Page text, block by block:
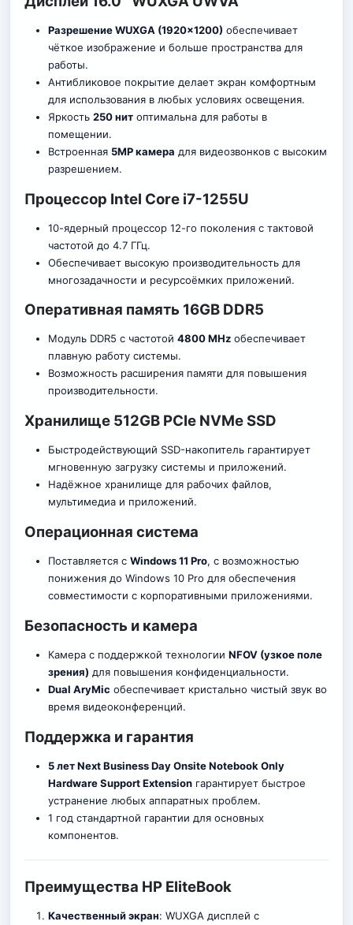
Разрешение WUXGA (1920×1200) обеспечивает
чёткое изображение и больше пространства для
работы.
Антибликовое покрытие делает экран комфортным
для использования в любых условиях освещения.
Яркость 250 нитоптимальна для работы в
помещении.
Встроенная 5MP камера для видеозвонков с высоким
разрешением.
Процессор Intel Core i7-1255U
10-ядерный процессор 12-го поколения с тактовой
частотой до 4.7 ГГц.
Обеспечивает высокую производительность для
многозадачности и ресурсоёмких приложений.
Оперативная память 16GB DDR5
Модуль DDR5 с частотой 4800 MHzобеспечивает
плавную работу системы.
Возможность расширения памяти для повышения
производительности.
Хранилище 512GB PCIe NVMe SSD
Быстродействующий SSD-накопитель гарантирует
мгновенную загрузку системы и приложений.
Надёжное хранилище для рабочих файлов,
мультимедиа и приложений.
Операционная система
Поставляется с Windows 11 Pro, с возможностью
понижения до Windows 10 Pro для обеспечения
совместимости с корпоративными приложениями.
Безопасность и камера
Камера с поддержкой технологии NFOV (узкое поле
зрения) для повышения конфиденциальности.
Dual AryMic обеспечивает кристально чистый звук во
время видеоконференций.
Поддержка и гарантия
5 лет Next Business Day Onsite Notebook Only
Hardware Support Extensionгарантирует быстрое
устранение любых аппаратных проблем.
1 год стандартной гарантии для основных
компонентов.
Преимущества HP EliteBook
Качественный экран: WUXGA дисплей с